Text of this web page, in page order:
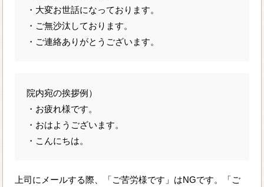
・大変お世話になっております。
・ご無沙汰しております。
・ご連絡ありがとうございます。
院内宛の挨拶例）
・お疲れ様です。
・おはようございます。
・こんにちは。
上司にメールする際、「ご苦労様です」はNGです。「ご